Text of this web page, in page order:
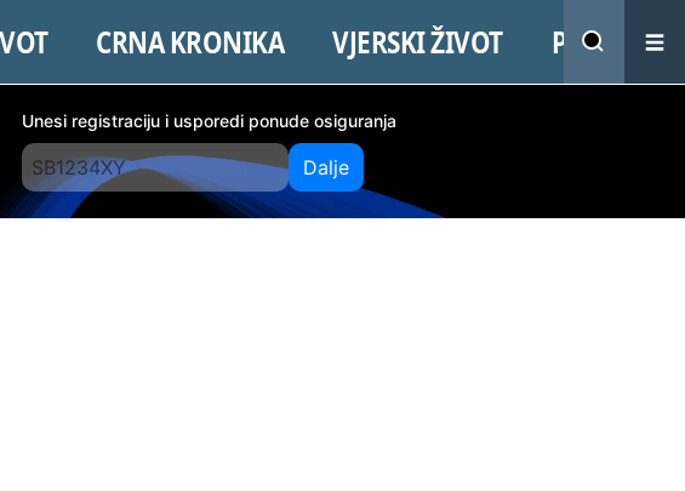
CRNA KRONIKA VJERSKI ŽIVOT PROMO
Unesi registraciju i usporedi ponude osiguranja
Dalje